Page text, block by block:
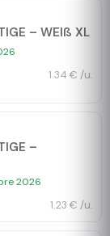
– WEIß XL
1.34 € /u.
–
2026
1.23 € /u.